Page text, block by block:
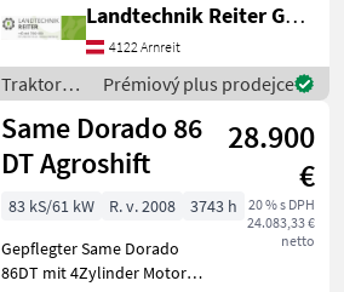
3 STG. 3 fach Lastschaltung
automatische
Anhängekupplung Ber.
420/70R30 Ber. 360/70R
Landtechnik Reiter GmbH.
4122 Arnreit
Traktory /
Same
Prémiový plus prodejce
Same Dorado 86
DT Agroshift
28.900
€
20 % s DPH
24.083,33 €
netto
83 kS/61 kW R. v. 2008
3743 h
Gepflegter Same Dorado
86DT mit 4Zylinder Motor